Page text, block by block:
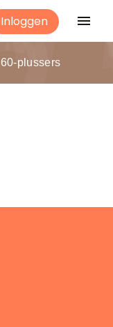
Inloggen
plussers